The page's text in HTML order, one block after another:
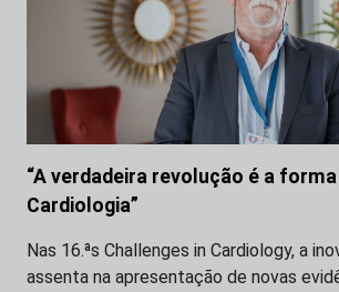
“A verdadeira revolução é a
Cardiologia”
Nas 16.ªs Challenges in Cardiology, a
assenta na apresentação de novas